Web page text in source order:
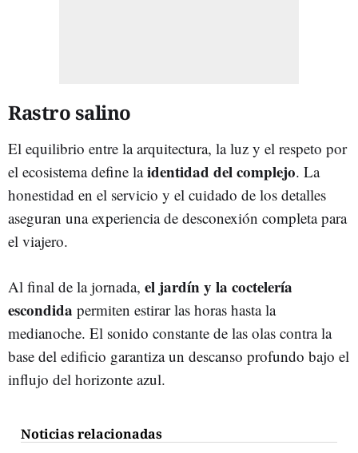
Rastro salino
El equilibrio entre la arquitectura, la luz y el respeto por
el ecosistema define laidentidad del complejo. La
honestidad en el servicio y el cuidado de los detalles
aseguran una experiencia de desconexión completa para
el viajero.
Al final de la jornada, el jardín y la coctelería
escondida permiten estirar las horas hasta la
medianoche. El sonido constante de las olas contra la
base del edificio garantiza un descanso profundo bajo el
influjo del horizonte azul.
Noticias relacionadas